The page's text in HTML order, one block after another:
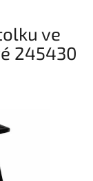
ve
245430